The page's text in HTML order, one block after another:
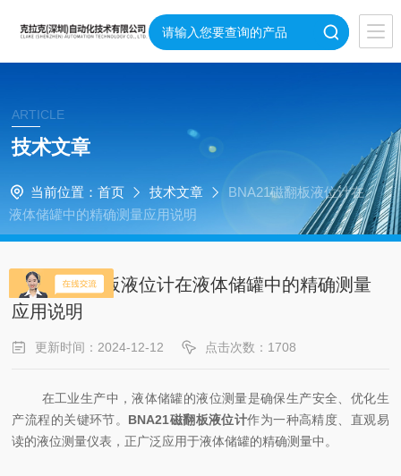
ARTICLE
技术文章
当前位置： 首页 技术文章
BNA21磁翻板液位计在
液体储罐中的精确测量应用说明
BNA21磁翻板液位计在液体储罐中的精确测量
应用说明
更新时间：2024-12-12 点击次数：1708
在工业生产中，液体储罐的液位测量是确保生产安全、优化生
产流程的关键环节。 BNA21磁翻板液位计作为一种高精度、直观易
读的液位测量仪表，正广泛应用于液体储罐的精确测量中。